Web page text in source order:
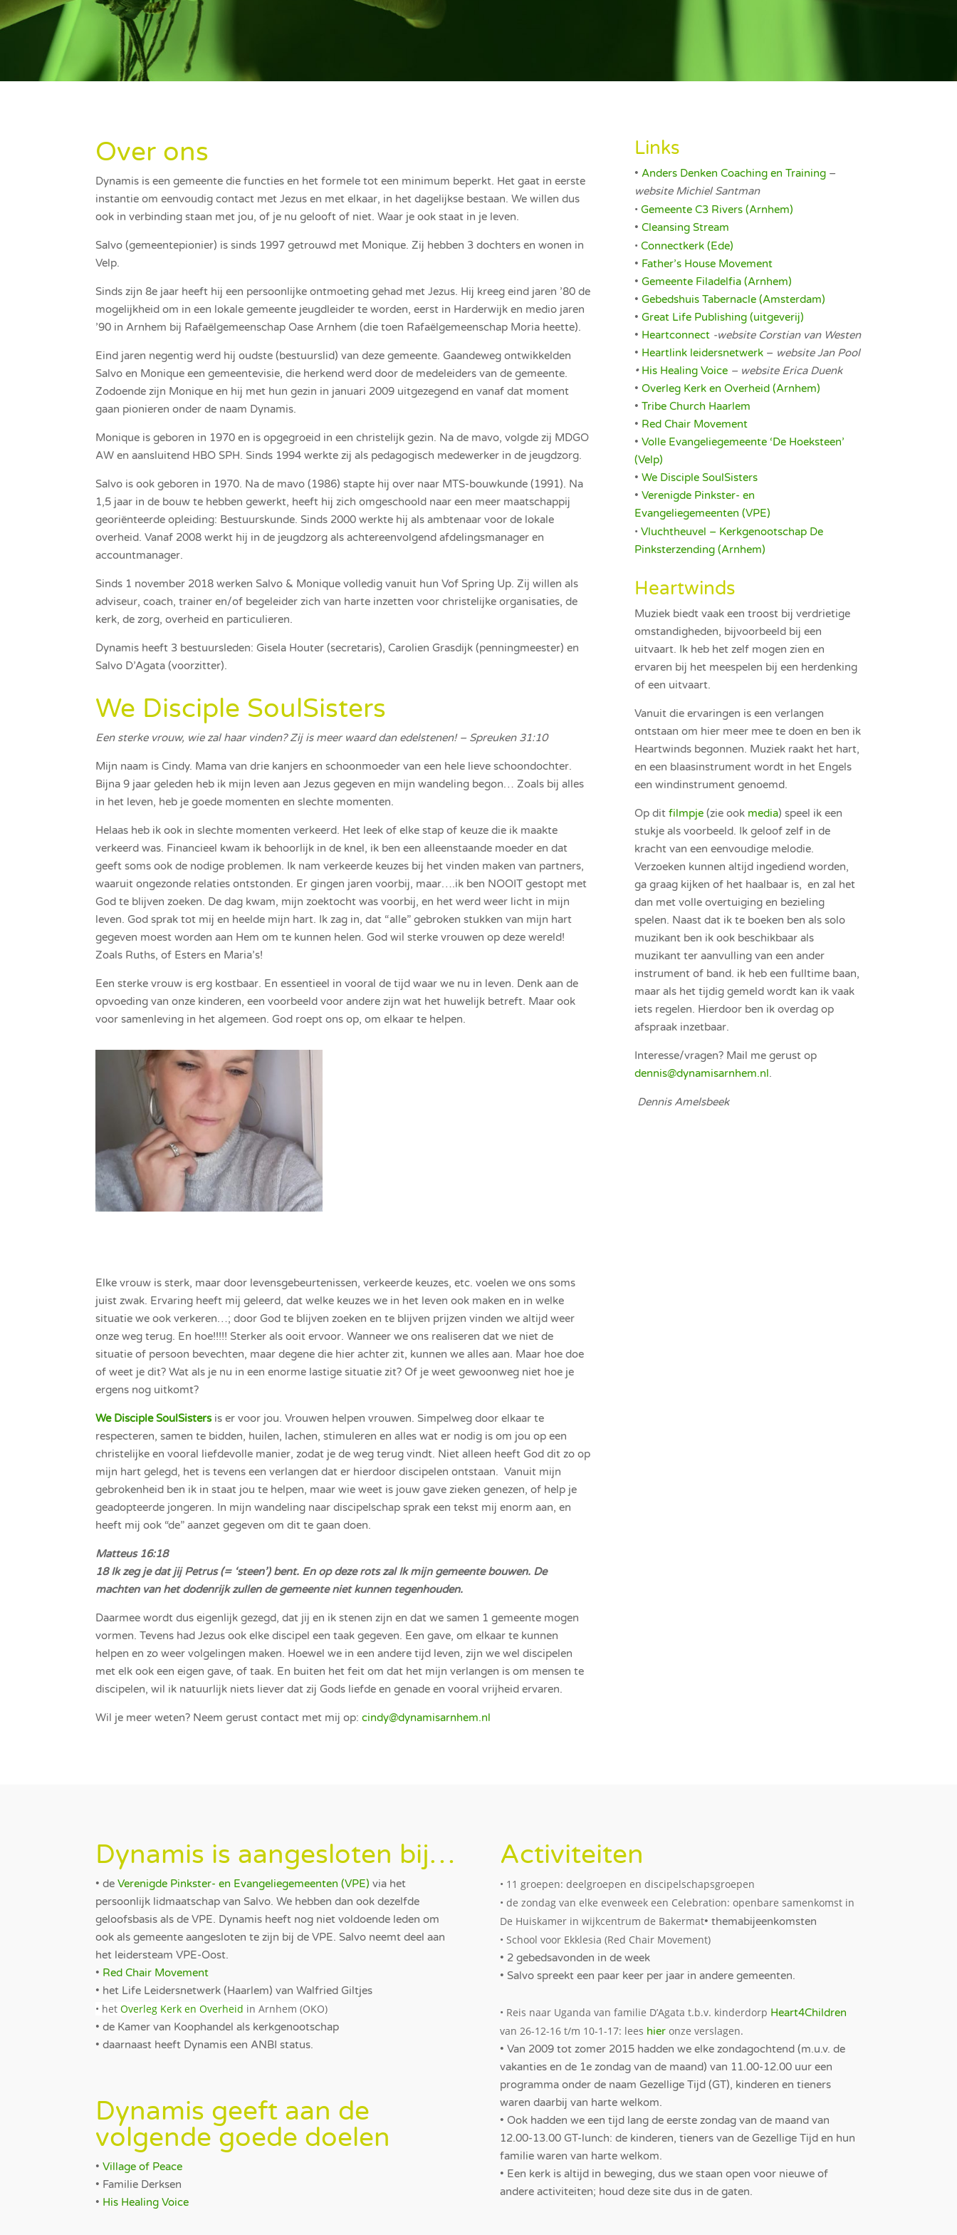
Over ons
Dynamis is een gemeente die functies en het formele tot een minimum beperkt. Het gaat in eerste
instantie om eenvoudig contact met Jezus en met elkaar, in het dagelijkse bestaan. We willen dus
ook in verbinding staan met jou, of je nu gelooft of niet. Waar je ook staat in je leven.
Salvo (gemeentepionier) is sinds 1997 getrouwd met Monique. Zij hebben 3 dochters en wonen in
Velp.
Sinds zijn 8e jaar heeft hij een persoonlijke ontmoeting gehad met Jezus. Hij kreeg eind jaren ’80 de
mogelijkheid om in een lokale gemeente jeugdleider te worden, eerst in Harderwijk en medio jaren
’90 in Arnhem bij Rafaëlgemeenschap Oase Arnhem (die toen Rafaëlgemeenschap Moria heette).
Eind jaren negentig werd hij oudste (bestuurslid) van deze gemeente. Gaandeweg ontwikkelden
Salvo en Monique een gemeentevisie, die herkend werd door de medeleiders van de gemeente.
Zodoende zijn Monique en hij met hun gezin in januari 2009 uitgezegend en vanaf dat moment
gaan pionieren onder de naam Dynamis.
Monique is geboren in 1970 en is opgegroeid in een christelijk gezin. Na de mavo, volgde zij MDGO
AW en aansluitend HBO SPH. Sinds 1994 werkte zij als pedagogisch medewerker in de jeugdzorg.
Salvo is ook geboren in 1970. Na de mavo (1986) stapte hij over naar MTS-bouwkunde (1991). Na
1,5 jaar in de bouw te hebben gewerkt, heeft hij zich omgeschoold naar een meer maatschappij
georiënteerde opleiding: Bestuurskunde. Sinds 2000 werkte hij als ambtenaar voor de lokale
overheid. Vanaf 2008 werkt hij in de jeugdzorg als achtereenvolgend afdelingsmanager en
accountmanager.
Sinds 1 november 2018 werken Salvo & Monique volledig vanuit hun Vof Spring Up. Zij willen als
adviseur, coach, trainer en/of begeleider zich van harte inzetten voor christelijke organisaties, de
kerk, de zorg, overheid en particulieren.
Dynamis heeft 3 bestuursleden: Gisela Houter (secretaris), Carolien Grasdijk (penningmeester) en
Salvo D’Agata (voorzitter).
We Disciple SoulSisters
Een sterke vrouw, wie zal haar vinden? Zij is meer waard dan edelstenen! – Spreuken 31:10
Mijn naam is Cindy. Mama van drie kanjers en schoonmoeder van een hele lieve schoondochter.
Bijna 9 jaar geleden heb ik mijn leven aan Jezus gegeven en mijn wandeling begon… Zoals bij alles
in het leven, heb je goede momenten en slechte momenten.
Helaas heb ik ook in slechte momenten verkeerd. Het leek of elke stap of keuze die ik maakte
verkeerd was. Financieel kwam ik behoorlijk in de knel, ik ben een alleenstaande moeder en dat
geeft soms ook de nodige problemen. Ik nam verkeerde keuzes bij het vinden maken van partners,
waaruit ongezonde relaties ontstonden. Er gingen jaren voorbij, maar….ik ben NOOIT gestopt met
God te blijven zoeken. De dag kwam, mijn zoektocht was voorbij, en het werd weer licht in mijn
leven. God sprak tot mij en heelde mijn hart. Ik zag in, dat “alle” gebroken stukken van mijn hart
gegeven moest worden aan Hem om te kunnen helen. God wil sterke vrouwen op deze wereld!
Zoals Ruths, of Esters en Maria’s!
Een sterke vrouw is erg kostbaar. En essentieel in vooral de tijd waar we nu in leven. Denk aan de
opvoeding van onze kinderen, een voorbeeld voor andere zijn wat het huwelijk betreft. Maar ook
voor samenleving in het algemeen. God roept ons op, om elkaar te helpen.
Elke vrouw is sterk, maar door levensgebeurtenissen, verkeerde keuzes, etc. voelen we ons soms
juist zwak. Ervaring heeft mij geleerd, dat welke keuzes we in het leven ook maken en in welke
situatie we ook verkeren…; door God te blijven zoeken en te blijven prijzen vinden we altijd weer
onze weg terug. En hoe!!!!! Sterker als ooit ervoor. Wanneer we ons realiseren dat we niet de
situatie of persoon bevechten, maar degene die hier achter zit, kunnen we alles aan. Maar hoe doe
of weet je dit? Wat als je nu in een enorme lastige situatie zit? Of je weet gewoonweg niet hoe je
ergens nog uitkomt?
We Disciple SoulSistersis er voor jou. Vrouwen helpen vrouwen. Simpelweg door elkaar te
respecteren, samen te bidden, huilen, lachen, stimuleren en alles wat er nodig is om jou op een
christelijke en vooral liefdevolle manier, zodat je de weg terug vindt. Niet alleen heeft God dit zo op
mijn hart gelegd, het is tevens een verlangen dat er hierdoor discipelen ontstaan. Vanuit mijn
gebrokenheid ben ik in staat jou te helpen, maar wie weet is jouw gave zieken genezen, of help je
geadopteerde jongeren. In mijn wandeling naar discipelschap sprak een tekst mij enorm aan, en
heeft mij ook “de” aanzet gegeven om dit te gaan doen.
Matteus 16:18
18 Ik zeg je dat jij Petrus (= ‘steen’) bent. En op deze rots zal Ik mijn gemeente bouwen. De
machten van het dodenrijk zullen de gemeente niet kunnen tegenhouden.
Daarmee wordt dus eigenlijk gezegd, dat jij en ik stenen zijn en dat we samen 1 gemeente mogen
vormen. Tevens had Jezus ook elke discipel een taak gegeven. Een gave, om elkaar te kunnen
helpen en zo weer volgelingen maken. Hoewel we in een andere tijd leven, zijn we wel discipelen
met elk ook een eigen gave, of taak. En buiten het feit om dat het mijn verlangen is om mensen te
discipelen, wil ik natuurlijk niets liever dat zij Gods liefde en genade en vooral vrijheid ervaren.
Wil je meer weten? Neem gerust contact met mij op: cindy@dynamisarnhem.nl
Links
• Anders Denken Coaching en Training–
website Michiel Santman
• Gemeente C3 Rivers (Arnhem)
• Cleansing Stream
• Connectkerk (Ede)
• Father’s House Movement
• Gemeente Filadelfia (Arnhem)
• Gebedshuis Tabernacle (Amsterdam)
• Great Life Publishing (uitgeverij)
• Heartconnect-website Corstian van Westen
• Heartlink leidersnetwerk– website Jan Pool
• His Healing Voice – website Erica Duenk
• Overleg Kerk en Overheid (Arnhem)
• Tribe Church Haarlem
• Red Chair Movement
• Volle Evangeliegemeente ‘De Hoeksteen’
(Velp)
• We Disciple SoulSisters
• Verenigde Pinkster- en
Evangeliegemeenten (VPE)
• Vluchtheuvel – Kerkgenootschap De
Pinksterzending (Arnhem)
Heartwinds
Muziek biedt vaak een troost bij verdrietige
omstandigheden, bijvoorbeeld bij een
uitvaart. Ik heb het zelf mogen zien en
ervaren bij het meespelen bij een herdenking
of een uitvaart.
Vanuit die ervaringen is een verlangen
ontstaan om hier meer mee te doen en ben ik
Heartwinds begonnen. Muziek raakt het hart,
en een blaasinstrument wordt in het Engels
een windinstrument genoemd.
Op dit filmpje(zie ook media) speel ik een
stukje als voorbeeld. Ik geloof zelf in de
kracht van een eenvoudige melodie.
Verzoeken kunnen altijd ingediend worden,
ga graag kijken of het haalbaar is, en zal het
dan met volle overtuiging en bezieling
spelen. Naast dat ik te boeken ben als solo
muzikant ben ik ook beschikbaar als
muzikant ter aanvulling van een ander
instrument of band. ik heb een fulltime baan,
maar als het tijdig gemeld wordt kan ik vaak
iets regelen. Hierdoor ben ik overdag op
afspraak inzetbaar.
Interesse/vragen? Mail me gerust op
dennis@dynamisarnhem.nl.
Dennis Amelsbeek
Dynamis is aangesloten bij…
• deVerenigde Pinkster- en Evangeliegemeenten (VPE) via het
persoonlijk lidmaatschap van Salvo. We hebben dan ook dezelfde
geloofsbasis als de VPE. Dynamis heeft nog niet voldoende leden om
ook als gemeente aangesloten te zijn bij de VPE. Salvo neemt deel aan
het leidersteam VPE-Oost.
• Red Chair Movement
• het Life Leidersnetwerk (Haarlem) van Walfried Giltjes
• hetOverleg Kerk en Overheid in Arnhem (OKO)
• de Kamer van Koophandel als kerkgenootschap
• daarnaast heeft Dynamis een ANBI status.
Dynamis geeft aan de
volgende goede doelen
•Village of Peace
• Familie Derksen
• His Healing Voice
Activiteiten
• 11 groepen: deelgroepen en discipelschapsgroepen
• de zondag van elke evenweek een Celebration: openbare samenkomst in
De Huiskamer in wijkcentrum de Bakermat• themabijeenkomsten
• School voor Ekklesia (Red Chair Movement)
• 2 gebedsavonden in de week
• Salvo spreekt een paar keer per jaar in andere gemeenten.
• Reis naar Uganda van familie D’Agata t.b.v. kinderdorp Heart4Children
van 26-12-16 t/m 10-1-17: lees hieronze verslagen.
• Van 2009 tot zomer 2015 hadden we elke zondagochtend (m.u.v. de
vakanties en de 1e zondag van de maand) van 11.00-12.00 uur een
programma onder de naam Gezellige Tijd (GT), kinderen en tieners
waren daarbij van harte welkom.
• Ook hadden we een tijd lang de eerste zondag van de maand van
12.00-13.00 GT-lunch: de kinderen, tieners van de Gezellige Tijd en hun
familie waren van harte welkom.
• Een kerk is altijd in beweging, dus we staan open voor nieuwe of
andere activiteiten; houd deze site dus in de gaten.